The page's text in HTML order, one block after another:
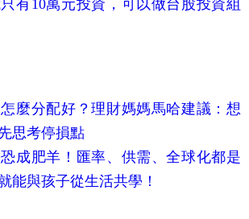
有10萬元投資，可以做台股投資組
麼分配好？理財媽媽馬哈建議：想
思考停損點
成肥羊！匯率、供需、全球化都是
能與孩子從生活共學！